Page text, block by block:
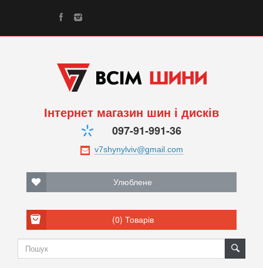
Інтернет магазин шин і дисків
097-91-991-36
Улюблене
(0) Товарів